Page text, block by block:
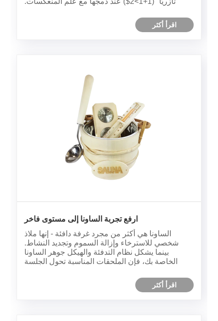
اقرأ أكثر
ارفع تجربة الساونا إلى مستوى فاخر
الساونا هي أكثر من مجرد غرفة دافئة - إنها ملاذ
شخصي للاسترخاء وإزالة السموم وتجديد النشاط.
بينما يشكل نظام التدفئة والهيكل جوهر الساونا
الخاصة بك، فإن الملحقات المناسبة تحول الجلسة
من الأساسيات الوظيفية التي تعزز السلامة والأداء
اقرأ أكثر